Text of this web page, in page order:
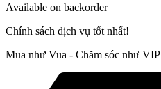
Available on backorder
Chính sách dịch vụ tốt nhất!
Mua như Vua - Chăm sóc như VIP